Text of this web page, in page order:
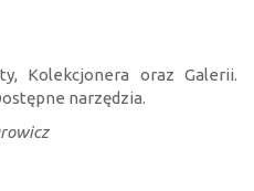
Kolekcjonera oraz Galerii.
narzędzia.